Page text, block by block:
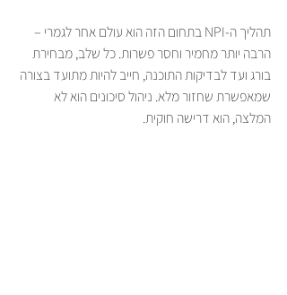
תהליך ה-NPI בתחום הזה הוא עולם אחר לגמרי –
הרבה יותר מחמיר וחסר פשרות. כל שלב, מבחירת
בורג ועד לבדיקות התוכנה, חייב להיות מתועד בצורה
שמאפשרת שחזור מלא. ניהול סיכונים הוא לא
המלצה, הוא דרישה חוקית.